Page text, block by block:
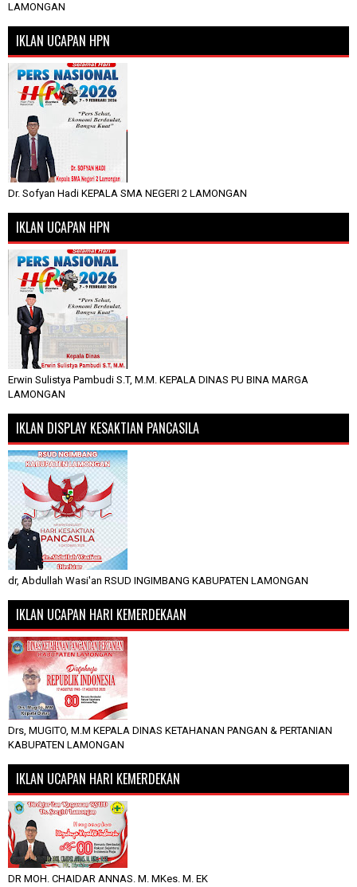
LAMONGAN
IKLAN UCAPAN HPN
Dr. Sofyan Hadi KEPALA SMA NEGERI 2 LAMONGAN
IKLAN UCAPAN HPN
Erwin Sulistya Pambudi S.T, M.M. KEPALA DINAS PU BINA MARGA
LAMONGAN
IKLAN DISPLAY KESAKTIAN PANCASILA
dr, Abdullah Wasi'an RSUD INGIMBANG KABUPATEN LAMONGAN
IKLAN UCAPAN HARI KEMERDEKAAN
Drs, MUGITO, M.M KEPALA DINAS KETAHANAN PANGAN & PERTANIAN
KABUPATEN LAMONGAN
IKLAN UCAPAN HARI KEMERDEKAN
DR MOH. CHAIDAR ANNAS. M. MKes. M. EK